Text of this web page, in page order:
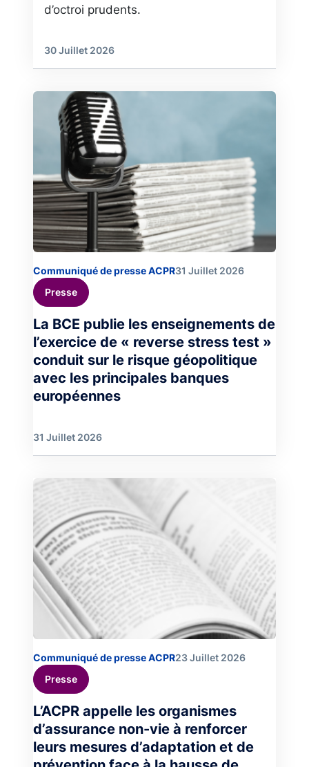
d’octroi prudents.
30 Juillet 2026
Image
Communiqué de presse ACPR31 Juillet 2026
Presse
La BCE publie les enseignements de
l’exercice de « reverse stress test »
conduit sur le risque géopolitique
avec les principales banques
européennes
31 Juillet 2026
Image
Communiqué de presse ACPR23 Juillet 2026
Presse
L’ACPR appelle les organismes
d’assurance non-vie à renforcer
leurs mesures d’adaptation et de